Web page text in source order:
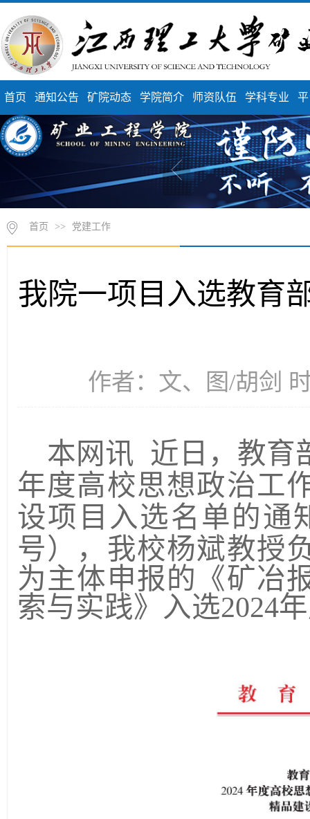
首页 通知公告 矿院动态 学院简介 师资队伍 学科专业
首页 >> 党建工作
我院一项目入选教育
作者：文、图/胡剑
本网讯 近日，教育
年度高校思想政治工
设项目入选名单的通
号），我校杨斌教授
为主体申报的《矿冶
索与实践》入选2024